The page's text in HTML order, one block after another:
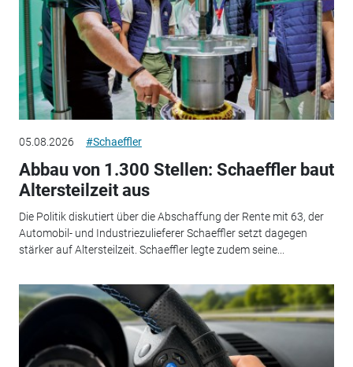
05.08.2026 #Schaeffler
Abbau von 1.300 Stellen: Schaeffler baut
Altersteilzeit aus
Die Politik diskutiert über die Abschaffung der Rente mit 63, der
Automobil- und Industriezulieferer Schaeffler setzt dagegen
stärker auf Altersteilzeit. Schaeffler legte zudem seine...